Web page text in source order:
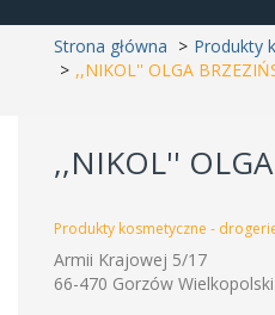
Strona główna
Produkty
,,NIKOL'' OLGA
,,NIKOL''
Produkty kosmetyczne -
Armii Krajowej 5/17
66-470 Gorzów Wielkopolski